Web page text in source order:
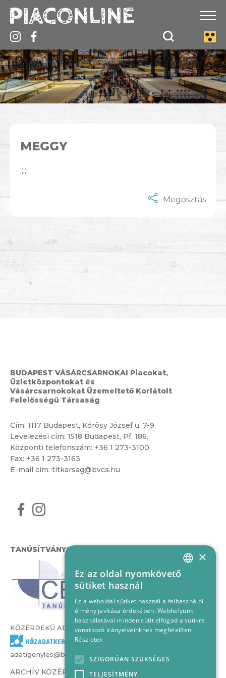
MEGGY
;;;;
Megosztás
BUDAPEST VÁSÁRCSARNOKAI Piacokat,
Üzletközpontokat és
Vásárcsarnokokat Üzemeltető Korlátolt
Felelősségű Társaság
Cím: 1117 Budapest, Kőrösy József u. 7-9.
Levelezési cím: 1518 Budapest, Pf. 186.
Központi telefonszám: +36 1 273-3100
Fax: +36 1 273-3163
E-mail cím: titkarsag@bvcs.hu
TANÚSÍTVÁNYOK
KÖZÉRDEKŰ ADATOK
adatigenyles@bvcs.hu
ARCHÍV KÖZÉRDEKŰ ADATOK –
HUNGARIAN
×
Ez az oldal nyomkövető
sütiket használ
Ez a weboldal sütiket használ a felhasználói
élmény javítása érdekében. Webhelyünk
használatával minden sütit elfogad a sütikre
vonatkozó irányelveinknek megfelelően.
Részletek
SZIGORÚAN SZÜKSÉGES
TELJESÍTMÉNY